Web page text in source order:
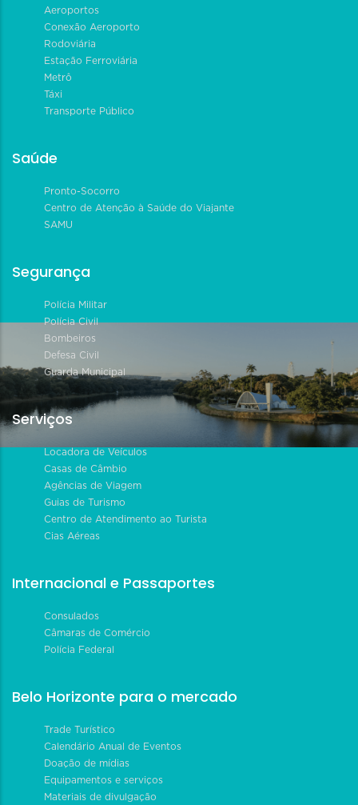
Aeroportos
Conexão Aeroporto
Rodoviária
Estação Ferroviária
Metrô
Táxi
Transporte Público
Saúde
Pronto-Socorro
Centro de Atenção à Saúde do Viajante
SAMU
Segurança
Polícia Militar
Polícia Civil
Bombeiros
Defesa Civil
Guarda Municipal
Serviços
Locadora de Veículos
Casas de Câmbio
Agências de Viagem
Guias de Turismo
Centro de Atendimento ao Turista
Cias Aéreas
Internacional e Passaportes
Consulados
Câmaras de Comércio
Polícia Federal
Belo Horizonte para o mercado
Trade Turístico
Calendário Anual de Eventos
Doação de mídias
Equipamentos e serviços
Materiais de divulgação